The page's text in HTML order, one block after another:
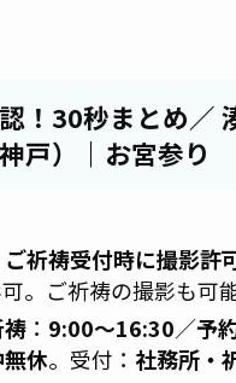
！30秒まとめ／
戸）｜お宮参り
ご祈祷受付時に撮影許
。ご祈祷の撮影も可能
： 9:00〜16:30／予
休。受付： 社務所・